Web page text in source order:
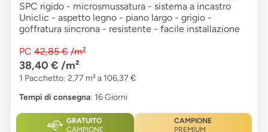
SPC rigido - microsmussatura - sistema a incastro
Uniclic - aspetto legno - piano largo - grigio -
goffratura sincrona - resistente - facile installazione
PC 42,85 € /m²
38,40 € /m²
1 Pacchetto: 2,77 m² a 106,37 €
Tempi di consegna: 16 Giorni
GRATUITO
CAMPIONE
CAMPIONE
PREMIUM